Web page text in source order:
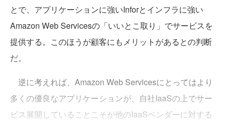
とで、アプリケーションに強いInforとインフラに強い
Amazon Web Servicesの「いいとこ取り」でサービスを
提供する。このほうが顧客にもメリットがあるとの判断
だ。
逆に考えれば、Amazon Web Servicesにとってはより
多くの優良なアプリケーションが、自社IaaSの上でサー
ビス展開していることこそが他のIaaSベンダーに対する